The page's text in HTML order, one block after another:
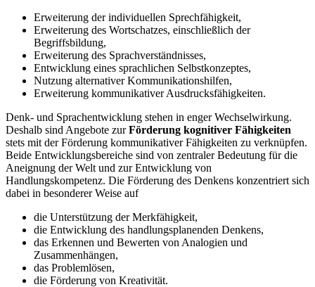
Erweiterung der individuellen Sprechfähigkeit,
Erweiterung des Wortschatzes, einschließlich der
Begriffsbildung,
Erweiterung des Sprachverständnisses,
Entwicklung eines sprachlichen Selbstkonzeptes,
Nutzung alternativer Kommunikationshilfen,
Erweiterung kommunikativer Ausdrucksfähigkeiten.
Denk- und Sprachentwicklung stehen in enger Wechselwirkung.
Deshalb sind Angebote zurFörderung kognitiver Fähigkeiten
stets mit der Förderung kommunikativer Fähigkeiten zu verknüpfen.
Beide Entwicklungsbereiche sind von zentraler Bedeutung für die
Aneignung der Welt und zur Entwicklung von
Handlungskompetenz. Die Förderung des Denkens konzentriert sich
dabei in besonderer Weise auf
die Unterstützung der Merkfähigkeit,
die Entwicklung des handlungsplanenden Denkens,
das Erkennen und Bewerten von Analogien und
Zusammenhängen,
das Problemlösen,
die Förderung von Kreativität.